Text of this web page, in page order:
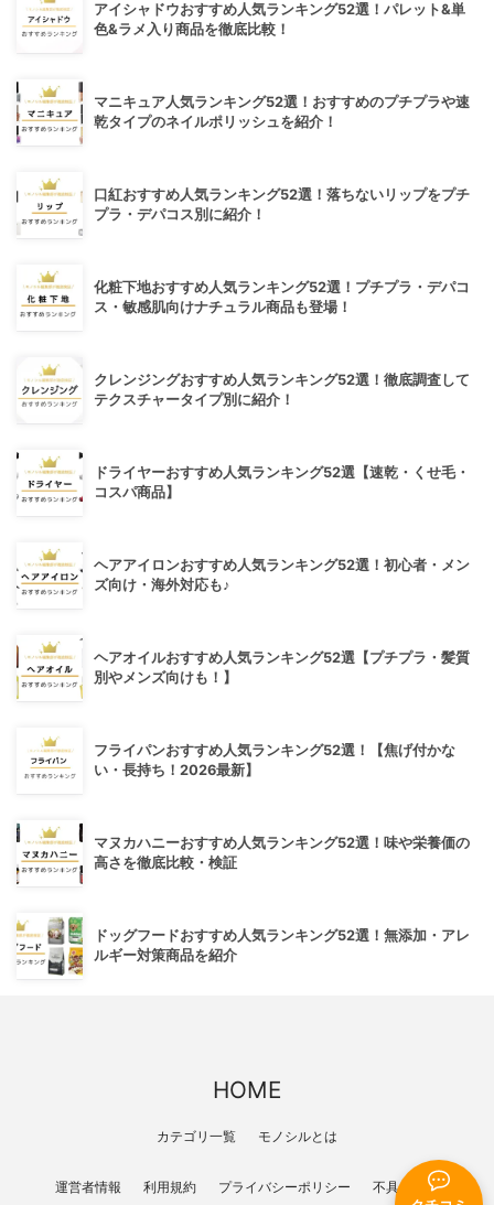
アイシャドウおすすめ人気ランキング52選！パレット&単
色&ラメ入り商品を徹底比較！
マニキュア人気ランキング52選！おすすめのプチプラや速
乾タイプのネイルポリッシュを紹介！
口紅おすすめ人気ランキング52選！落ちないリップをプチ
プラ・デパコス別に紹介！
化粧下地おすすめ人気ランキング52選！プチプラ・デパコ
ス・敏感肌向けナチュラル商品も登場！
クレンジングおすすめ人気ランキング52選！徹底調査して
テクスチャータイプ別に紹介！
ドライヤーおすすめ人気ランキング52選【速乾・くせ毛・
コスパ商品】
ヘアアイロンおすすめ人気ランキング52選！初心者・メン
ズ向け・海外対応も♪
ヘアオイルおすすめ人気ランキング52選【プチプラ・髪質
別やメンズ向けも！】
フライパンおすすめ人気ランキング52選！【焦げ付かな
い・長持ち！2026最新】
マヌカハニーおすすめ人気ランキング52選！味や栄養価の
高さを徹底比較・検証
ドッグフードおすすめ人気ランキング52選！無添加・アレ
ルギー対策商品を紹介
HOME
カテゴリ一覧 モノシルとは
運営者情報 利用規約 プライバシーポリシー 不具合報告